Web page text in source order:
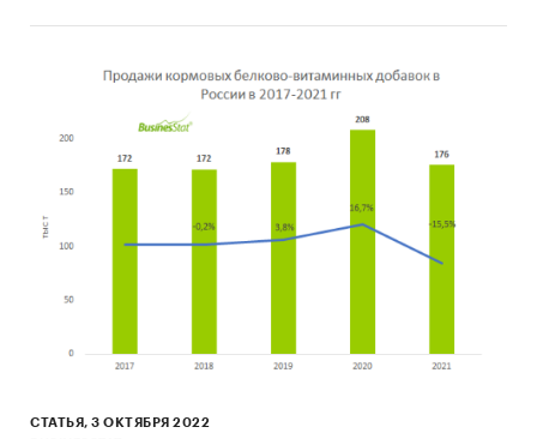
СТАТЬЯ, 3 ОКТЯБРЯ 2022